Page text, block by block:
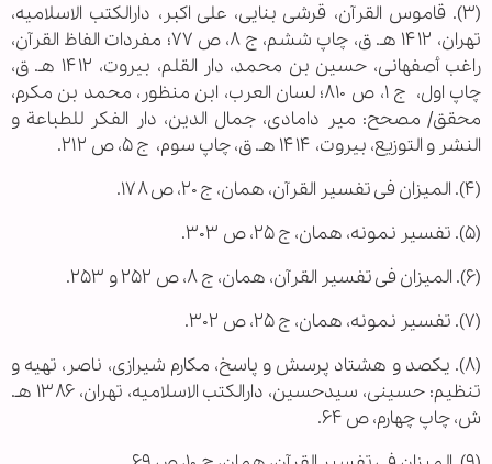
(۳). قاموس القرآن، قرشی بنایی، علی اکبر، دارالکتب الاسلامیه،
تهران، ۱۴۱۲ هـ. ق، چاپ ششم، ج ۸، ص ۷۷؛ مفردات الفاظ القرآن،
راغب أصفهانی، حسین بن محمد، دار القلم، بیروت، ۱۴۱۲ هـ. ق،
چاپ اول، ‌ ج ۱، ص ۸۱۰؛ لسان العرب، ابن منظور، محمد بن مکرم،
محقق/ مصحح: میر دامادی، جمال الدین، دار الفکر للطباعة و
النشر و التوزیع، بیروت، ۱۴۱۴ هـ. ق، چاپ سوم، ‌ ج ۵، ص ۲۱۲.
(۴). المیزان فی تفسیر القرآن، همان، ج ۲۰، ص ۱۷۸.
(۵). تفسیر نمونه، همان، ج ۲۵، ص ۳۰۳.
(۶). المیزان فی تفسیر القرآن، همان، ج ۸، ص ۲۵۲ و ۲۵۳.
(۷). تفسیر نمونه، همان، ج ۲۵، ص ۳۰۲.
(۸). یکصد و هشتاد پرسش و پاسخ، مکارم شیرازی، ناصر، تهیه و
تنظیم: حسینی، سیدحسین، دارالکتب الاسلامیه، تهران، ۱۳۸۶ هـ.
ش، چاپ چهارم، ص ۶۴.